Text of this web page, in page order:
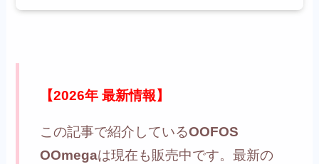
【2026年 最新情報】
この記事で紹介しているOOFOS
OOmegaは現在も販売中です。最新の